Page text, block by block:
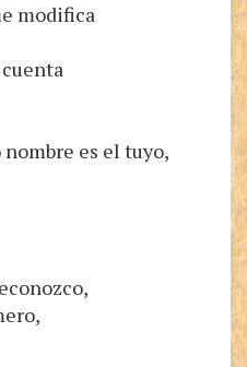
modifica
nombre es el tuyo,